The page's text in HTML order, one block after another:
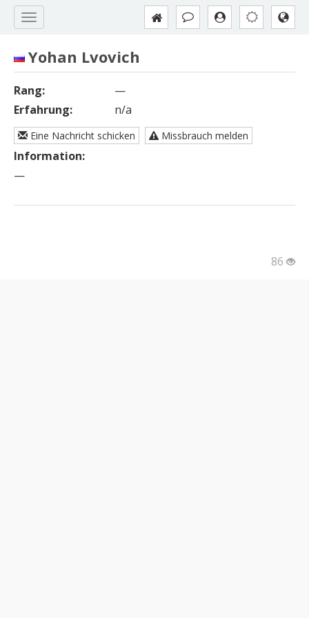
Yohan Lvovich
Rang:
—
Erfahrung:
n/a
Eine Nachricht schicken Missbrauch melden
Information:
—
86